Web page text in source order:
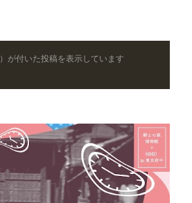
）が付いた投稿を表示しています